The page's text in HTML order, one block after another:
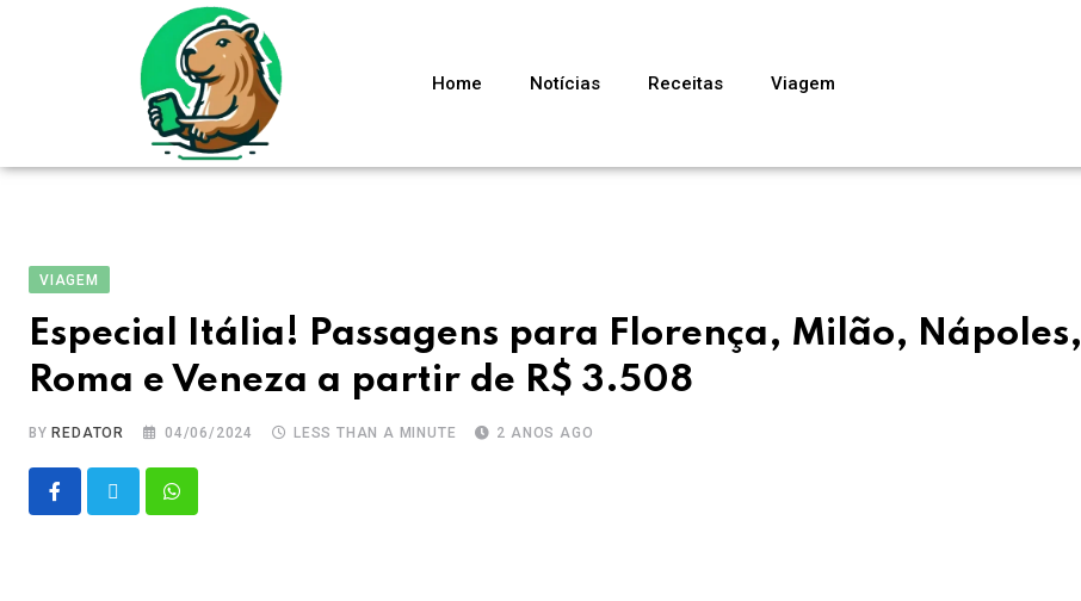
Home Notícias Receitas Viagem
VIAGEM
Especial Itália! Passagens para Florença, Milão, Nápoles,
Roma e Veneza a partir de R$ 3.508
BY REDATOR 04/06/2024 LESS THAN A MINUTE 2 ANOS AGO